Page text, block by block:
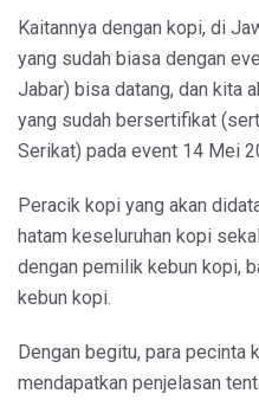
Kaitannya dengan kopi, di
yang sudah biasa dengan
Jabar) bisa datang, dan kita
yang sudah bersertifikat
Serikat) pada event 14 Mei
Peracik kopi yang akan
hatam keseluruhan kopi
dengan pemilik kebun kopi,
kebun kopi.
Dengan begitu, para pecinta
mendapatkan penjelasan